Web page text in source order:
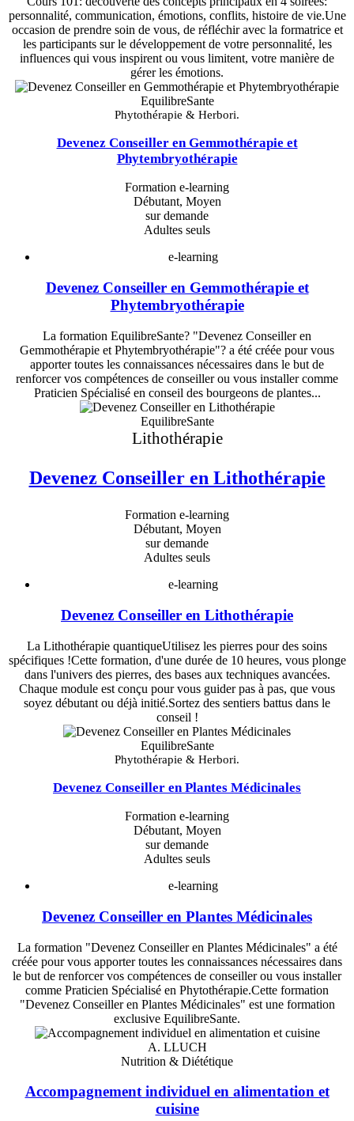
personnalité, communication, émotions, conflits, histoire de vie.Une
occasion de prendre soin de vous, de réfléchir avec la formatrice et
les participants sur le développement de votre personnalité, les
influences qui vous inspirent ou vous limitent, votre manière de
gérer les émotions.
EquilibreSante
Phytothérapie & Herbori.
Devenez Conseiller en Gemmothérapie et
Phytembryothérapie
Formation e-learning
Débutant, Moyen
sur demande
Adultes seuls
e-learning
Devenez Conseiller en Gemmothérapie et
Phytembryothérapie
La formation EquilibreSante? "Devenez Conseiller en
Gemmothérapie et Phytembryothérapie"? a été créée pour vous
apporter toutes les connaissances nécessaires dans le but de
renforcer vos compétences de conseiller ou vous installer comme
Praticien Spécialisé en conseil des bourgeons de plantes...
EquilibreSante
Lithothérapie
Devenez Conseiller en Lithothérapie
Formation e-learning
Débutant, Moyen
sur demande
Adultes seuls
e-learning
Devenez Conseiller en Lithothérapie
La Lithothérapie quantiqueUtilisez les pierres pour des soins
spécifiques !Cette formation, d'une durée de 10 heures, vous plonge
dans l'univers des pierres, des bases aux techniques avancées.
Chaque module est conçu pour vous guider pas à pas, que vous
soyez débutant ou déjà initié.Sortez des sentiers battus dans le
conseil !
EquilibreSante
Phytothérapie & Herbori.
Devenez Conseiller en Plantes Médicinales
Formation e-learning
Débutant, Moyen
sur demande
Adultes seuls
e-learning
Devenez Conseiller en Plantes Médicinales
La formation "Devenez Conseiller en Plantes Médicinales" a été
créée pour vous apporter toutes les connaissances nécessaires dans
le but de renforcer vos compétences de conseiller ou vous installer
comme Praticien Spécialisé en Phytothérapie.Cette formation
"Devenez Conseiller en Plantes Médicinales" est une formation
exclusive EquilibreSante.
A. LLUCH
Nutrition & Diététique
Accompagnement individuel en alimentation et
cuisine